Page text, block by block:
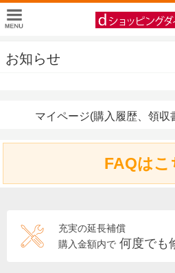
お知らせ
マイページ(購入履歴、領収
FAQはこ
充実の延長補償
購入金額内で 何度でも